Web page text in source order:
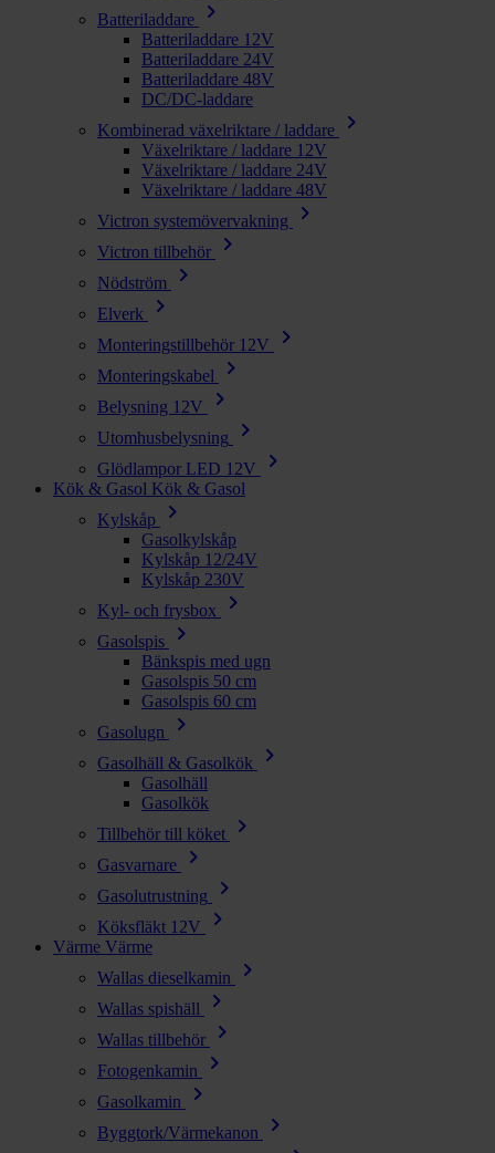
Batteriladdare
chevron_right
Batteriladdare 12V
Batteriladdare 24V
Batteriladdare 48V
DC/DC-laddare
Kombinerad växelriktare / laddare
chevron_right
Växelriktare / laddare 12V
Växelriktare / laddare 24V
Växelriktare / laddare 48V
Victron systemövervakning
chevron_right
Victron tillbehör chevron_right
Nödström chevron_right
Elverk chevron_right
Monteringstillbehör 12V chevron_right
Monteringskabel chevron_right
Belysning 12V chevron_right
Utomhusbelysning chevron_right
Glödlampor LED 12V chevron_right
Kök & Gasol Kök & Gasol
Kylskåp
chevron_right
Gasolkylskåp
Kylskåp 12/24V
Kylskåp 230V
Kyl- och frysbox
chevron_right
Gasolspis chevron_right
Bänkspis med ugn
Gasolspis 50 cm
Gasolspis 60 cm
Gasolugn
chevron_right
Gasolhäll & Gasolkök chevron_right
Gasolhäll
Gasolkök
Tillbehör till köket
chevron_right
Gasvarnare chevron_right
Gasolutrustning chevron_right
Köksfläkt 12V chevron_right
Värme Värme
Wallas dieselkamin
chevron_right
Wallas spishäll chevron_right
Wallas tillbehör chevron_right
Fotogenkamin chevron_right
Gasolkamin chevron_right
Byggtork/Värmekanon chevron_right